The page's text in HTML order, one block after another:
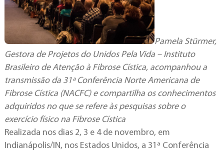
Pamela Stürmer,
Gestora de Projetos do Unidos Pela Vida – Instituto
Brasileiro de Atenção à Fibrose Cística, acompanhou a
transmissão da 31ª Conferência Norte Americana de
Fibrose Cística (NACFC) e compartilha os conhecimentos
adquiridos no que se refere às pesquisas sobre o
exercício físico na Fibrose Cística
Realizada nos dias 2, 3 e 4 de novembro, em
Indianápolis/IN, nos Estados Unidos, a 31ª Conferência